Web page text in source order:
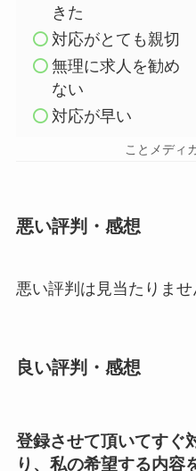
きた
対応がとても親切
無理に求人を勧め
ない
対応が早い
ことメディ
悪い評判・感想
悪い評判は見当たりませ
良い評判・感想
登録させて頂いてすぐ
り、私の希望する内容